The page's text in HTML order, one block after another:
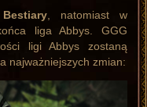
Bestiary, natomiast w
liga Abbys. GGG
ligi Abbys zostaną
najważniejszych zmian: